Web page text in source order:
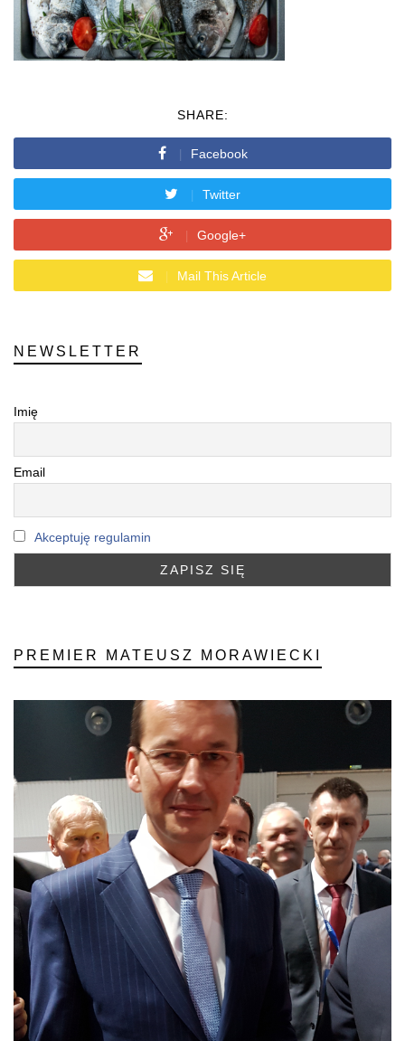
SHARE:
Facebook
Twitter
Google+
Mail This Article
NEWSLETTER
Imię
Email
Akceptuję regulamin
PREMIER MATEUSZ MORAWIECKI